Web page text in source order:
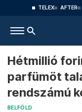
TELEX AFTER
Hétmillió
parfümöt
rendszámú
BELFÖLD